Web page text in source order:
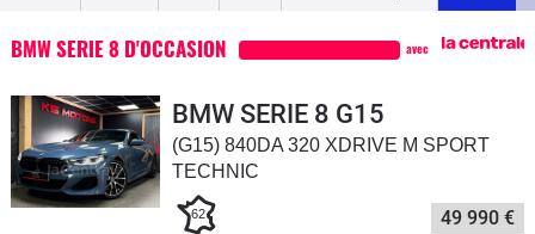
Guide
d'achat
BMW SERIE 8 D'OCCASION avec
BMW SERIE 8 G15
(G15) 840DA 320 XDRIVE M SPORT
TECHNIC
62 49 990 €